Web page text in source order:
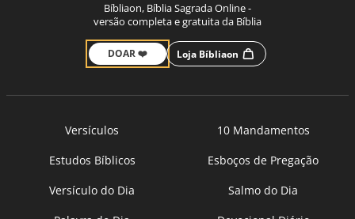
Bíbliaon, Bíblia Sagrada Online -
versão completa e gratuita da Bíblia
DOAR ❤️ Loja Bíbliaon
Versículos
10 Mandamentos
Estudos Bíblicos
Esboços de Pregação
Versículo do Dia
Salmo do Dia